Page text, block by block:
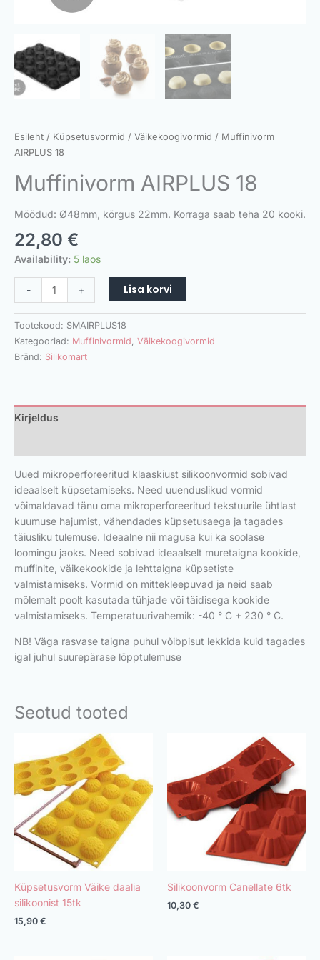
Esileht / Küpsetusvormid / Väikekoogivormid / Muffinivorm
AIRPLUS 18
Muffinivorm AIRPLUS 18
Mõõdud: Ø48mm, kõrgus 22mm. Korraga saab teha 20 kooki.
22,80 €
Availability: 5 laos
- + Lisa korvi
Tootekood: SMAIRPLUS18
Kategooriad: Muffinivormid, Väikekoogivormid
Bränd: Silikomart
Kirjeldus
Uued mikroperforeeritud klaaskiust silikoonvormid sobivad
ideaalselt küpsetamiseks. Need uuenduslikud vormid
võimaldavad tänu oma mikroperforeeritud tekstuurile ühtlast
kuumuse hajumist, vähendades küpsetusaega ja tagades
täiusliku tulemuse. Ideaalne nii magusa kui ka soolase
loomingu jaoks. Need sobivad ideaalselt muretaigna kookide,
muffinite, väikekookide ja lehttaigna küpsetiste
valmistamiseks. Vormid on mittekleepuvad ja neid saab
mõlemalt poolt kasutada tühjade või täidisega kookide
valmistamiseks. Temperatuurivahemik: -40 ° C + 230 ° C.
NB! Väga rasvase taigna puhul võibpisut lekkida kuid tagades
igal juhul suurepärase lõpptulemuse
Seotud tooted
Küpsetusvorm Väike daalia
silikoonist 15tk
15,90 €
Silikoonvorm Canellate 6tk
10,30 €